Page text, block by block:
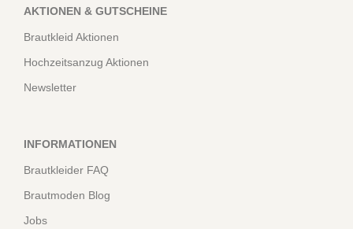
AKTIONEN & GUTSCHEINE
Brautkleid Aktionen
Hochzeitsanzug Aktionen
Newsletter
INFORMATIONEN
Brautkleider FAQ
Brautmoden Blog
Jobs